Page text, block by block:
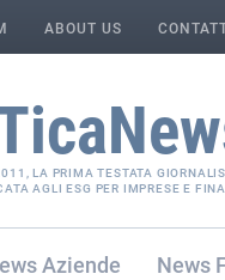
ABOUT US
LA PRIMA TESTATA
AGLI ESG PER IMPRESE E
Aziende